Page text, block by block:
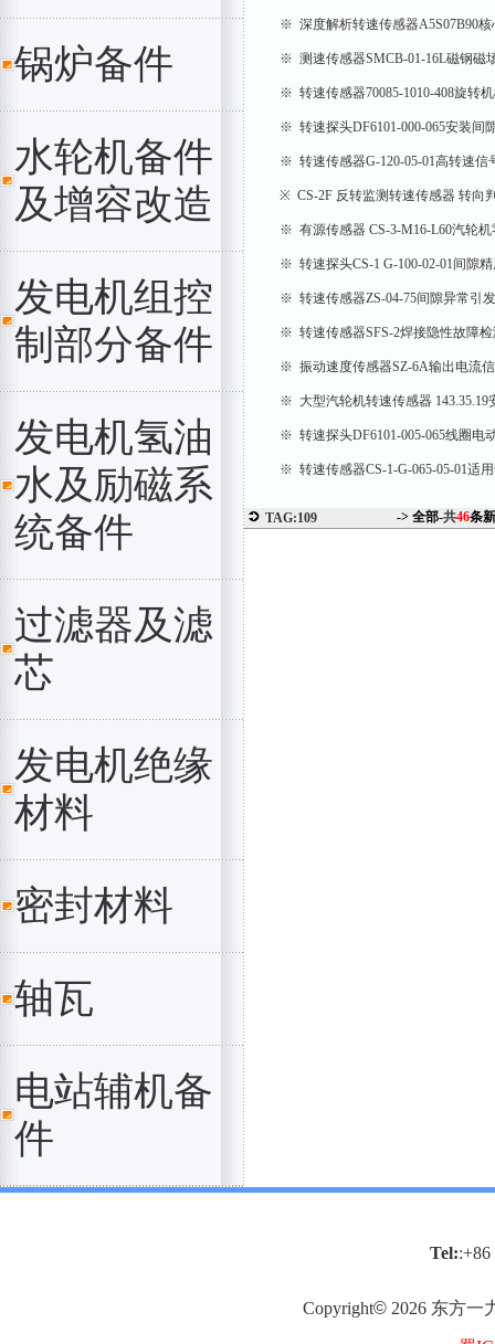
锅炉备件
水轮机备件
及增容改造
发电机组控
制部分备件
发电机氢油
水及励磁系
统备件
过滤器及滤
芯
发电机绝缘
材料
密封材料
轴瓦
电站辅机备
件
※ 深度解析转速传感器A5S07B90核
※ 测速传感器SMCB-01-16L磁钢磁
※ 转速传感器70085-1010-408旋转
※ 转速探头DF6101-000-065安装间
※ 转速传感器G-120-05-01高转速信
※ CS-2F 反转监测转速传感器 转向
※ 有源传感器 CS-3-M16-L60汽轮机
※ 转速探头CS-1 G-100-02-01间隙
※ 转速传感器ZS-04-75间隙异常引
※ 转速传感器SFS-2焊接隐性故障
※ 振动速度传感器SZ-6A输出电流
※ 大型汽轮机转速传感器 143.35.19
※ 转速探头DF6101-005-065线圈电
※ 转速传感器CS-1-G-065-05-01适
TAG:109 -> 全部-共46条
Tel::+86
Copyright© 2026 东方一